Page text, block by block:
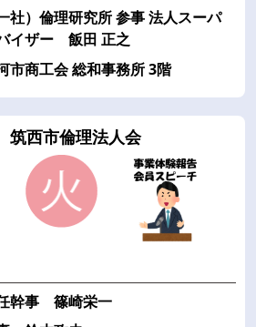
一社）倫理研究所 参事 法人スーパ
イザー 飯田 正之
市商工会 総和事務所 3階
筑西市倫理法人会
幹事 篠崎栄一